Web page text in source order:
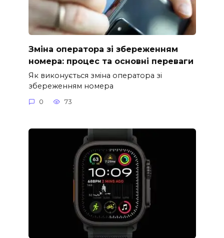
Зміна оператора зі збереженням
номера: процес та основні переваги
Як виконується зміна оператора зі
збереженням номера
0 73